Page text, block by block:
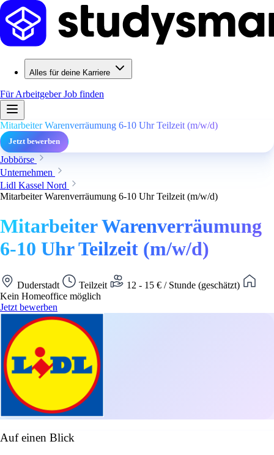
Alles für deine Karriere
Für ArbeitgeberJob finden
Mitarbeiter Warenverräumung 6-10 Uhr Teilzeit (m/w/d)
Jetzt bewerben
Jobbörse
Unternehmen
Lidl Kassel Nord
Mitarbeiter Warenverräumung 6-10 Uhr Teilzeit (m/w/d)
Mitarbeiter Warenverräumung
6-10 Uhr Teilzeit (m/w/d)
Duderstadt Teilzeit
12 - 15 € / Stunde (geschätzt)
Kein Homeoffice möglich
Jetzt bewerben
Auf einen Blick